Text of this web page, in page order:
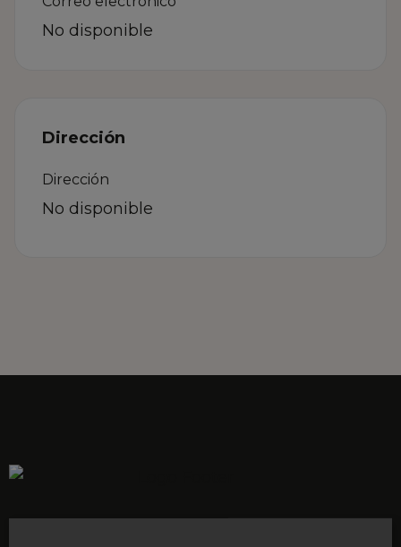
No disponible
Dirección
Dirección
No disponible